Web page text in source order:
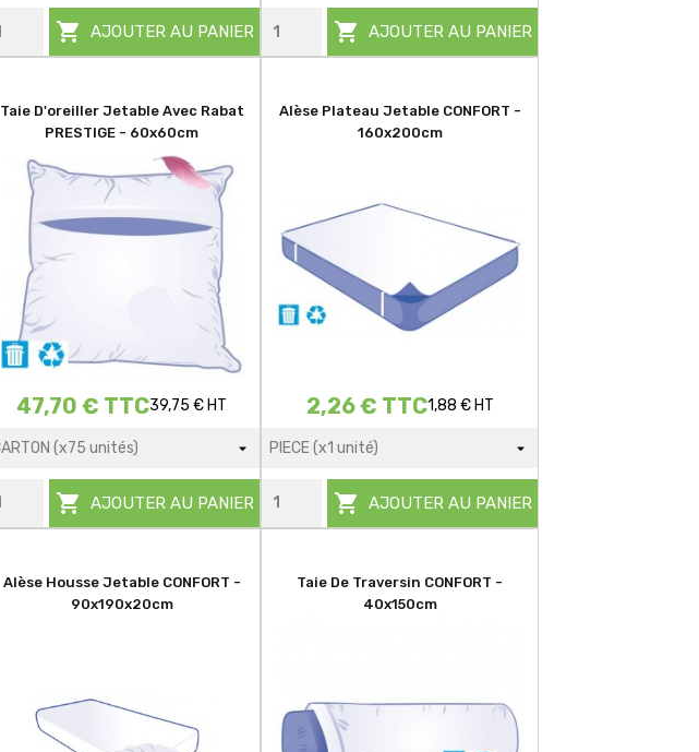
 AJOUTER AU PANIER  AJOUTER AU PANIER
Taie D'oreiller Jetable Avec Rabat
PRESTIGE - 60x60cm
47,70 € TTC39,75 € HT
 AJOUTER AU PANIER
Alèse Plateau Jetable CONFORT -
160x200cm
2,26 € TTC1,88 € HT
 AJOUTER AU PANIER
Alèse Housse Jetable CONFORT -
90x190x20cm
Taie De Traversin CONFORT -
40x150cm